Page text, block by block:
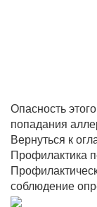
Опасность
попадания
Вернуться к
Профилактика
соблюдение